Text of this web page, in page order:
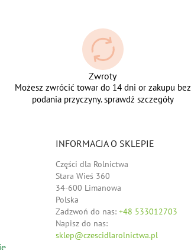
Zwroty
Możesz zwrócić towar do 14 dni or zakupu bez
podania przyczyny. sprawdź szczegóły
INFORMACJA O SKLEPIE
Części dla Rolnictwa
Stara Wieś 360
34-600 Limanowa
Polska
Zadzwoń do nas: +48 533012703
Napisz do nas:
sklep@czescidlarolnictwa.pl